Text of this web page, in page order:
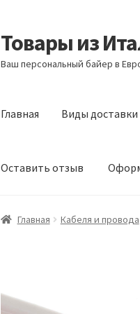
Перейти
к
навигации
Перейти
к
содержимому
Товары из
Ваш персональный байер в
Главная Виды доставки
Оставить отзыв
Главная Виды доставки
Главная Кабеля и провода